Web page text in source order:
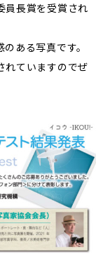
員長賞を受賞され
ある写真です。
れていますのでぜ